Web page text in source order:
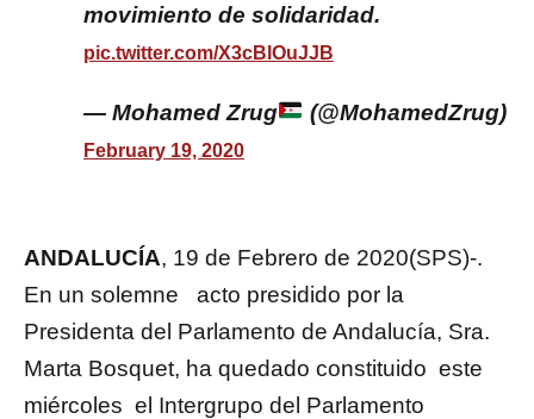
movimiento de solidaridad.
pic.twitter.com/X3cBlOuJJB
— Mohamed Zrug (@MohamedZrug)
February 19, 2020
ANDALUCÍA, 19 de Febrero de 2020(SPS)-.
En un solemne acto presidido por la
Presidenta del Parlamento de Andalucía, Sra.
Marta Bosquet, ha quedado constituido este
miércoles el Intergrupo del Parlamento